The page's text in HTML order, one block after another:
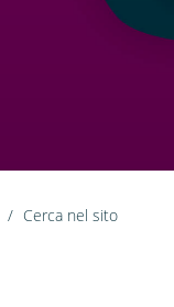
Cerca nel sito